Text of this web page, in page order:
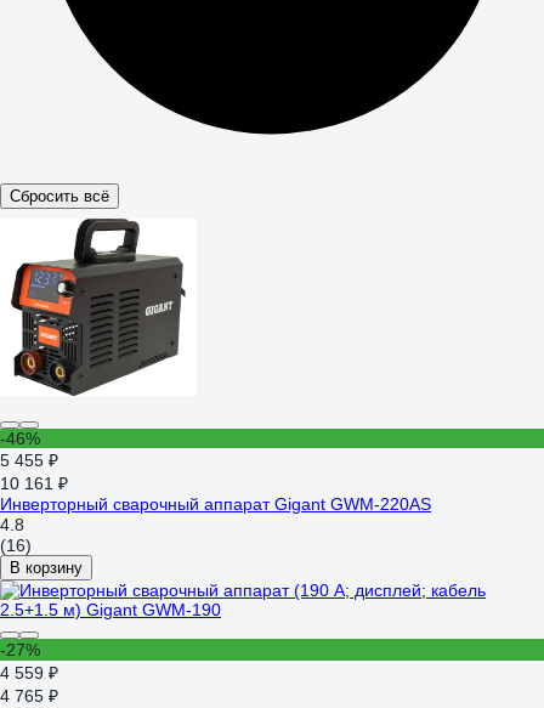
Сбросить всё
-46%
5 455 ₽
10 161 ₽
Инверторный сварочный аппарат Gigant GWM-220AS
4.8
(16)
В корзину
-27%
4 559 ₽
4 765 ₽